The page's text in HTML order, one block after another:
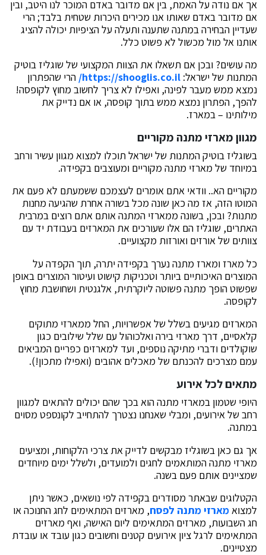
אך אם נודה על האמת, בין אם מדובר באדם המוכר לנו היטב, ובין
אם מדובר באדם שאותו אנו מכירים היכרות שטחית בלבד; הרי
שעדיין הבחירה במתנה שתענה ותעלה על הציפיות יכולה להציג
אותנו אל מול מכשול לא פשוט כלל.
מה עושים? ובכן אם תשאלו את הצוות המקצועי של שוגליז בוטיק
המתנות של ישראל: https://shooglis.co.il/ הרי שהפתרון
נמצא ממש מעבר לפינה, ואפילו לא צריך לחשוב מחוץ לקופסה!
להפך, הפתרון נמצא ממש בתוך קופסה, או אם נדייק את
מילותינו – במארז.
מגוון מארזי מתנה מקוריים
בשוגליז בוטיק המתנות של ישראל תוכלו למצוא מגוון עשיר ורחב
במיוחד של מארזי מתנה מקוריים ומעוצבים בקפידה.
מקוריים הא.. וודאי אתם אומרים לעצמכם ששמעתם לא פעם את
המוטו הזה, אז מה כאן שונה מכל בשורה אחרת שהגיעה מחנות
מתנות? ובכן, בשונה ממארזי המתנה אותם אתם רוצים במרבית
האתרים, שוגליז הם אלו שעורכים את המארזים בעבודת יד עם
צוותים של אורזים ואורזות מקצועיים.
כל מארז ומארז מתנה נערך בקפידה יתרה, תוך הקפדה על
המוצרים האיכותיים ביותר וטכניקות קישוט ועיטור המוצרים באופן
שפשוט הופך מתנה פשוטה ליוקרתית, אלגנטית ושחושבת מחוץ
לקופסה.
המארזים מגיעים בשלל של אפשרויות, החל ממארזי מתוקים
קלאסיים, דרך מארזי בירה ואלכוהול עם שלל שילובים כגון
שוקולדים ודברי מתיקה נוספים, ועד למארזים כפריים המביאים
עמם מצרכים להכנתם של מאכלים אהובים (ואפילו מתכון!).
מתאים לכל אירוע
היופי שטמון במארזי מתנה הוא בכך שהם יכולים להתאים למגוון
רחב של אירועים, ומבלי שאנחנו נצטרך להתחייב לקונספט מסוים
במתנה.
אך גם כאן בשוגליז מבקשים לדייק את צרכי הלקוחות, ומציעים
מארזי מתנה המותאמים לחגים ולמועדים, ולשלל ימים מיוחדים
שמציינים אותם פעם בשנה.
הקטלוגים שבאתר מסודרים בקפידה לפי נושאים, כאשר ניתן
למצואמארזי מתנה לפסח, מארזים המתאימים לחג החנוכה או
חג השבועות, מארזים המתאימים ליום האישה, ואף מארזים
המתאימים לרגל ציון אירועים קטנים וחשובים כגון עובד או עובדת
מצטיינים.